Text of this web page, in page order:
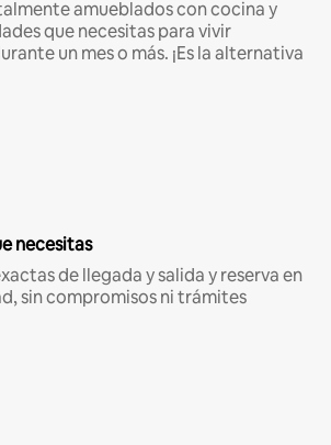
amueblados con cocina y
que necesitas para vivir
un mes o más. ¡Es la alternativa
necesitas
de llegada y salida y reserva en
sin compromisos ni trámites